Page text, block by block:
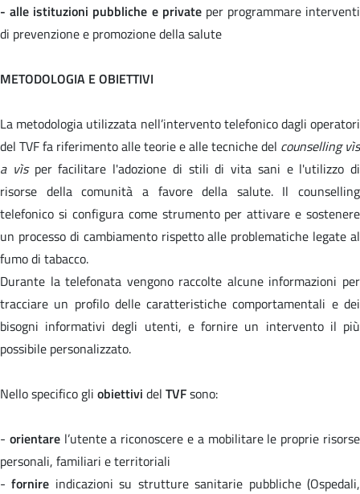
- alle istituzioni pubbliche e privateper programmare interventi
di prevenzione e promozione della salute
METODOLOGIA E OBIETTIVI
La metodologia utilizzata nell’intervento telefonico dagli operatori
del TVF fa riferimento alle teorie e alle tecniche del counselling vìs
a vìs per facilitare l'adozione di stili di vita sani e l'utilizzo di
risorse della comunità a favore della salute. Il counselling
telefonico si configura come strumento per attivare e sostenere
un processo di cambiamento rispetto alle problematiche legate al
fumo di tabacco.
Durante la telefonata vengono raccolte alcune informazioni per
tracciare un profilo delle caratteristiche comportamentali e dei
bisogni informativi degli utenti, e fornire un intervento il più
possibile personalizzato.
Nello specifico gli obiettivi del TVFsono:
- orientarel’utente a riconoscere e a mobilitare le proprie risorse
personali, familiari e territoriali
-fornire indicazioni su strutture sanitarie pubbliche (Ospedali,